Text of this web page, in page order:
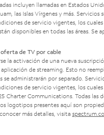
incluyen llamadas en Estados
las Islas Vírgenes y más. Servicios
de servicio vigentes, los
disponibles en todas las áreas. Se
de TV por cable
la activación de una nueva
de streaming. Esto no
se administrarán por separado.
de servicio vigentes, los
Charter Communications. Todas las
logotipos presentes aquí son
más detalles, visita